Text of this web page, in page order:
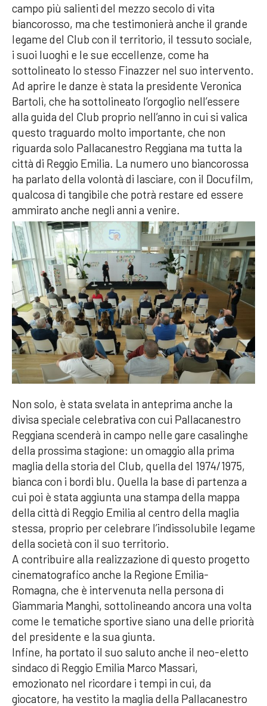
campo più salienti del mezzo secolo di vita
biancorosso, ma che testimonierà anche il grande
legame del Club con il territorio, il tessuto sociale,
i suoi luoghi e le sue eccellenze, come ha
sottolineato lo stesso Finazzer nel suo intervento.
Ad aprire le danze è stata la presidente Veronica
Bartoli, che ha sottolineato l’orgoglio nell’essere
alla guida del Club proprio nell’anno in cui si valica
questo traguardo molto importante, che non
riguarda solo Pallacanestro Reggiana ma tutta la
città di Reggio Emilia. La numero uno biancorossa
ha parlato della volontà di lasciare, con il Docufilm,
qualcosa di tangibile che potrà restare ed essere
ammirato anche negli anni a venire.
Non solo, è stata svelata in anteprima anche la
divisa speciale celebrativa con cui Pallacanestro
Reggiana scenderà in campo nelle gare casalinghe
della prossima stagione: un omaggio alla prima
maglia della storia del Club, quella del 1974/1975,
bianca con i bordi blu. Quella la base di partenza a
cui poi è stata aggiunta una stampa della mappa
della città di Reggio Emilia al centro della maglia
stessa, proprio per celebrare l’indissolubile legame
della società con il suo territorio.
A contribuire alla realizzazione di questo progetto
cinematografico anche la Regione Emilia-
Romagna, che è intervenuta nella persona di
Giammaria Manghi, sottolineando ancora una volta
come le tematiche sportive siano una delle priorità
del presidente e la sua giunta.
Infine, ha portato il suo saluto anche il neo-eletto
sindaco di Reggio Emilia Marco Massari,
emozionato nel ricordare i tempi in cui, da
giocatore, ha vestito la maglia della Pallacanestro